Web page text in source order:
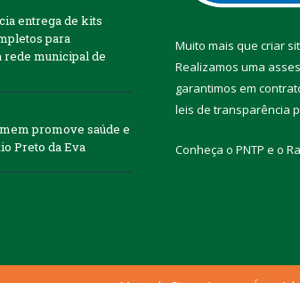
entrega de kits
para
rede municipal de
promove saúde e
Preto da Eva
Muito mais que criar
Realizamos uma
garantimos em
leis de transparência
Conheça o PNTP e o